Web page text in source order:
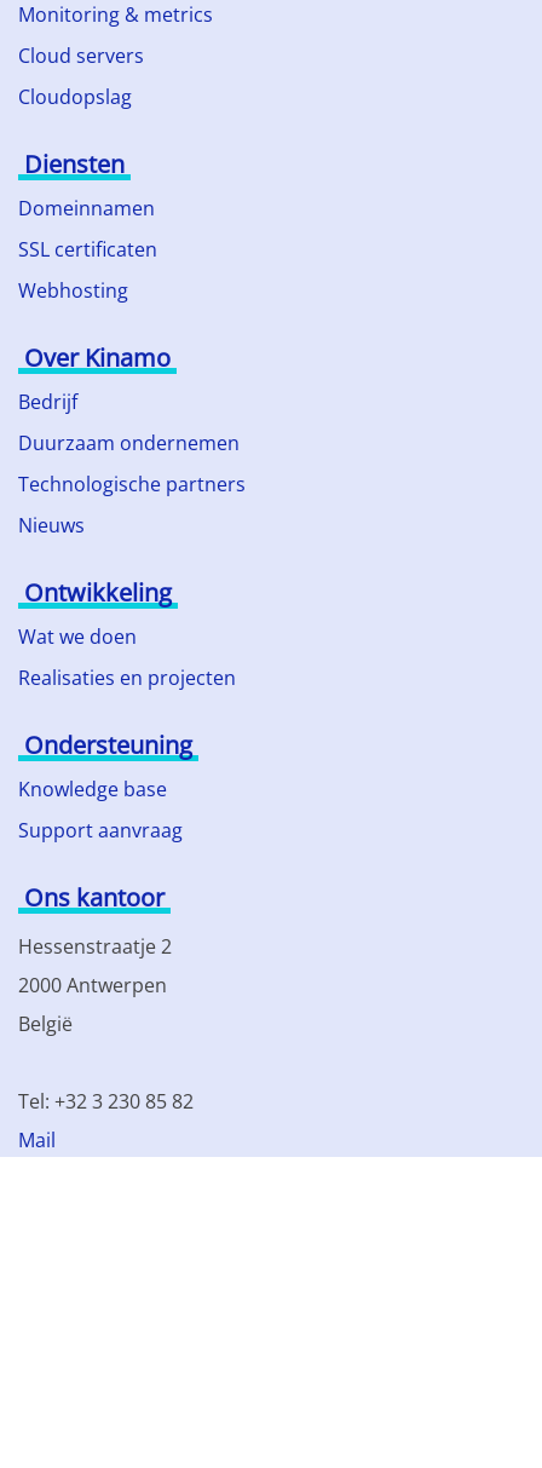
Monitoring & metrics
Cloud servers
Cloudopslag
Diensten
Domeinnamen
SSL certificaten
Webhosting
Over Kinamo
Bedrijf
Duurzaam ondernemen
Technologische partners
Nieuws
Ontwikkeling
Wat we doen
Realisaties en projecten
Ondersteuning
Knowledge base
Support aanvraag
Ons kantoor
Hessenstraatje 2
2000 Antwerpen
België
Tel: +32 3 230 85 82
Mail